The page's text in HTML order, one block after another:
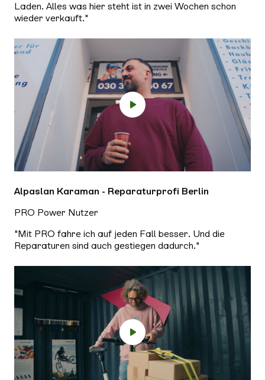
Laden. Alles was hier steht ist in zwei Wochen schon
wieder verkauft."
Alpaslan Karaman - Reparaturprofi Berlin
PRO Power Nutzer
"Mit PRO fahre ich auf jeden Fall besser. Und die
Reparaturen sind auch gestiegen dadurch."